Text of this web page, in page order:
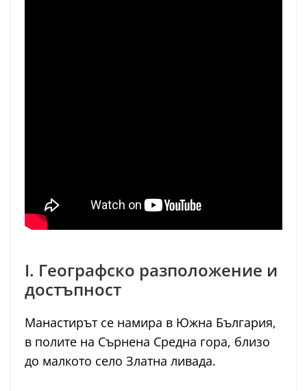
I. Географско разположение и
достъпност
Манастирът се намира в Южна България,
в полите на Сърнена Средна гора, близо
до малкото село Златна ливада.